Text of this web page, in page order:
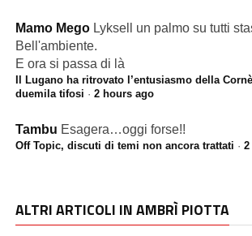
Mamo Mego Lyksell un palmo su tutti
Bell'ambiente.
E ora si passa di là
Il Lugano ha ritrovato l’entusiasmo della
duemila tifosi · 2 hours ago
Tambu Esagera…oggi forse!!
Off Topic, discuti di temi non ancora trattati · 2
ALTRI ARTICOLI IN AMBRÌ PIOTTA